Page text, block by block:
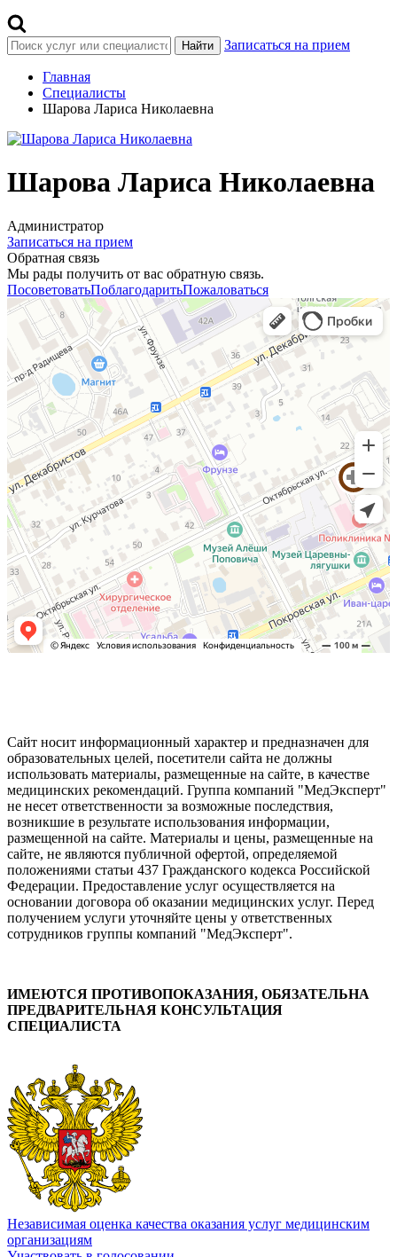
Найти Записаться на прием
Главная
Специалисты
Шарова Лариса Николаевна
Шарова Лариса Николаевна
Администратор
Записаться на прием
Обратная связь
Мы рады получить от вас обратную связь.
ПосоветоватьПоблагодаритьПожаловаться
Сайт носит информационный характер и предназначен для
образовательных целей, посетители сайта не должны
использовать материалы, размещенные на сайте, в качестве
медицинских рекомендаций. Группа компаний "МедЭксперт"
не несет ответственности за возможные последствия,
возникшие в результате использования информации,
размещенной на сайте. Материалы и цены, размещенные на
сайте, не являются публичной офертой, определяемой
положениями статьи 437 Гражданского кодекса Российской
Федерации. Предоставление услуг осуществляется на
основании договора об оказании медицинских услуг. Перед
получением услуги уточняйте цены у ответственных
сотрудников группы компаний "МедЭксперт".
ИМЕЮТСЯ ПРОТИВОПОКАЗАНИЯ, ОБЯЗАТЕЛЬНА
ПРЕДВАРИТЕЛЬНАЯ КОНСУЛЬТАЦИЯ
СПЕЦИАЛИСТА
Независимая оценка качества оказания услуг медицинским
организациям